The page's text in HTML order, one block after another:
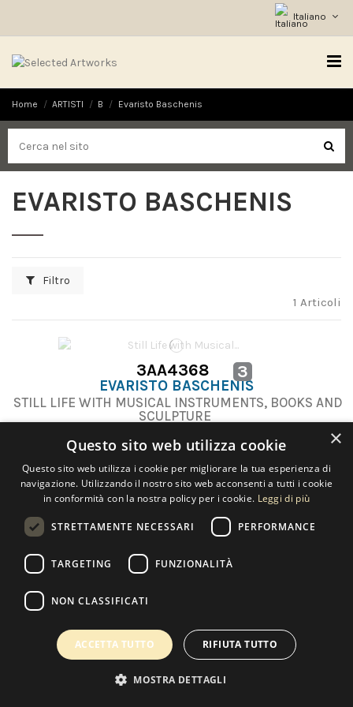
Italiano
Home ARTISTI B Evaristo Baschenis
EVARISTO BASCHENIS
Filtro
1 Articoli
3AA4368 3
EVARISTO BASCHENIS
STILL LIFE WITH MUSICAL INSTRUMENTS, BOOKS AND
SCULPTURE
Contatti
Copyright 2022 Selected Artworks srl -
Powered by
EmotionDesign
×
Questo sito web utilizza cookie
Questo sito web utilizza i cookie per migliorare la tua esperienza di
navigazione. Utilizzando il nostro sito web acconsenti a tutti i cookie
in conformità con la nostra policy per i cookie. Leggi di più
STRETTAMENTE NECESSARI PERFORMANCE
TARGETING FUNZIONALITÀ
NON CLASSIFICATI
ACCETTA TUTTO RIFIUTA TUTTO
MOSTRA DETTAGLI